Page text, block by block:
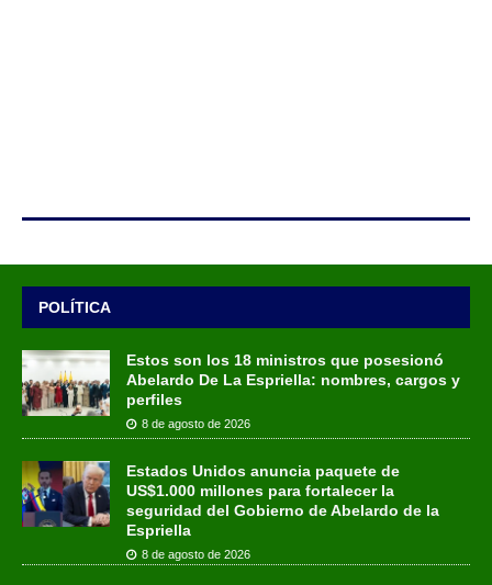
POLÍTICA
Estos son los 18 ministros que posesionó
Abelardo De La Espriella: nombres, cargos y
perfiles
8 de agosto de 2026
Estados Unidos anuncia paquete de
US$1.000 millones para fortalecer la
seguridad del Gobierno de Abelardo de la
Espriella
8 de agosto de 2026